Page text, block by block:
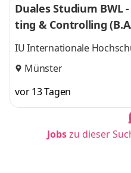
Duales Studium BWL
ting & Controlling
uell
IU Internationale
Münster
vor 13 Tagen
Jobszu dieser